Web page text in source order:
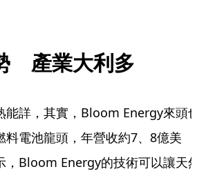
　產業大利多
能詳，其實，Bloom Energy來頭
料電池龍頭，年營收約7、8億美
，Bloom Energy的技術可以讓天